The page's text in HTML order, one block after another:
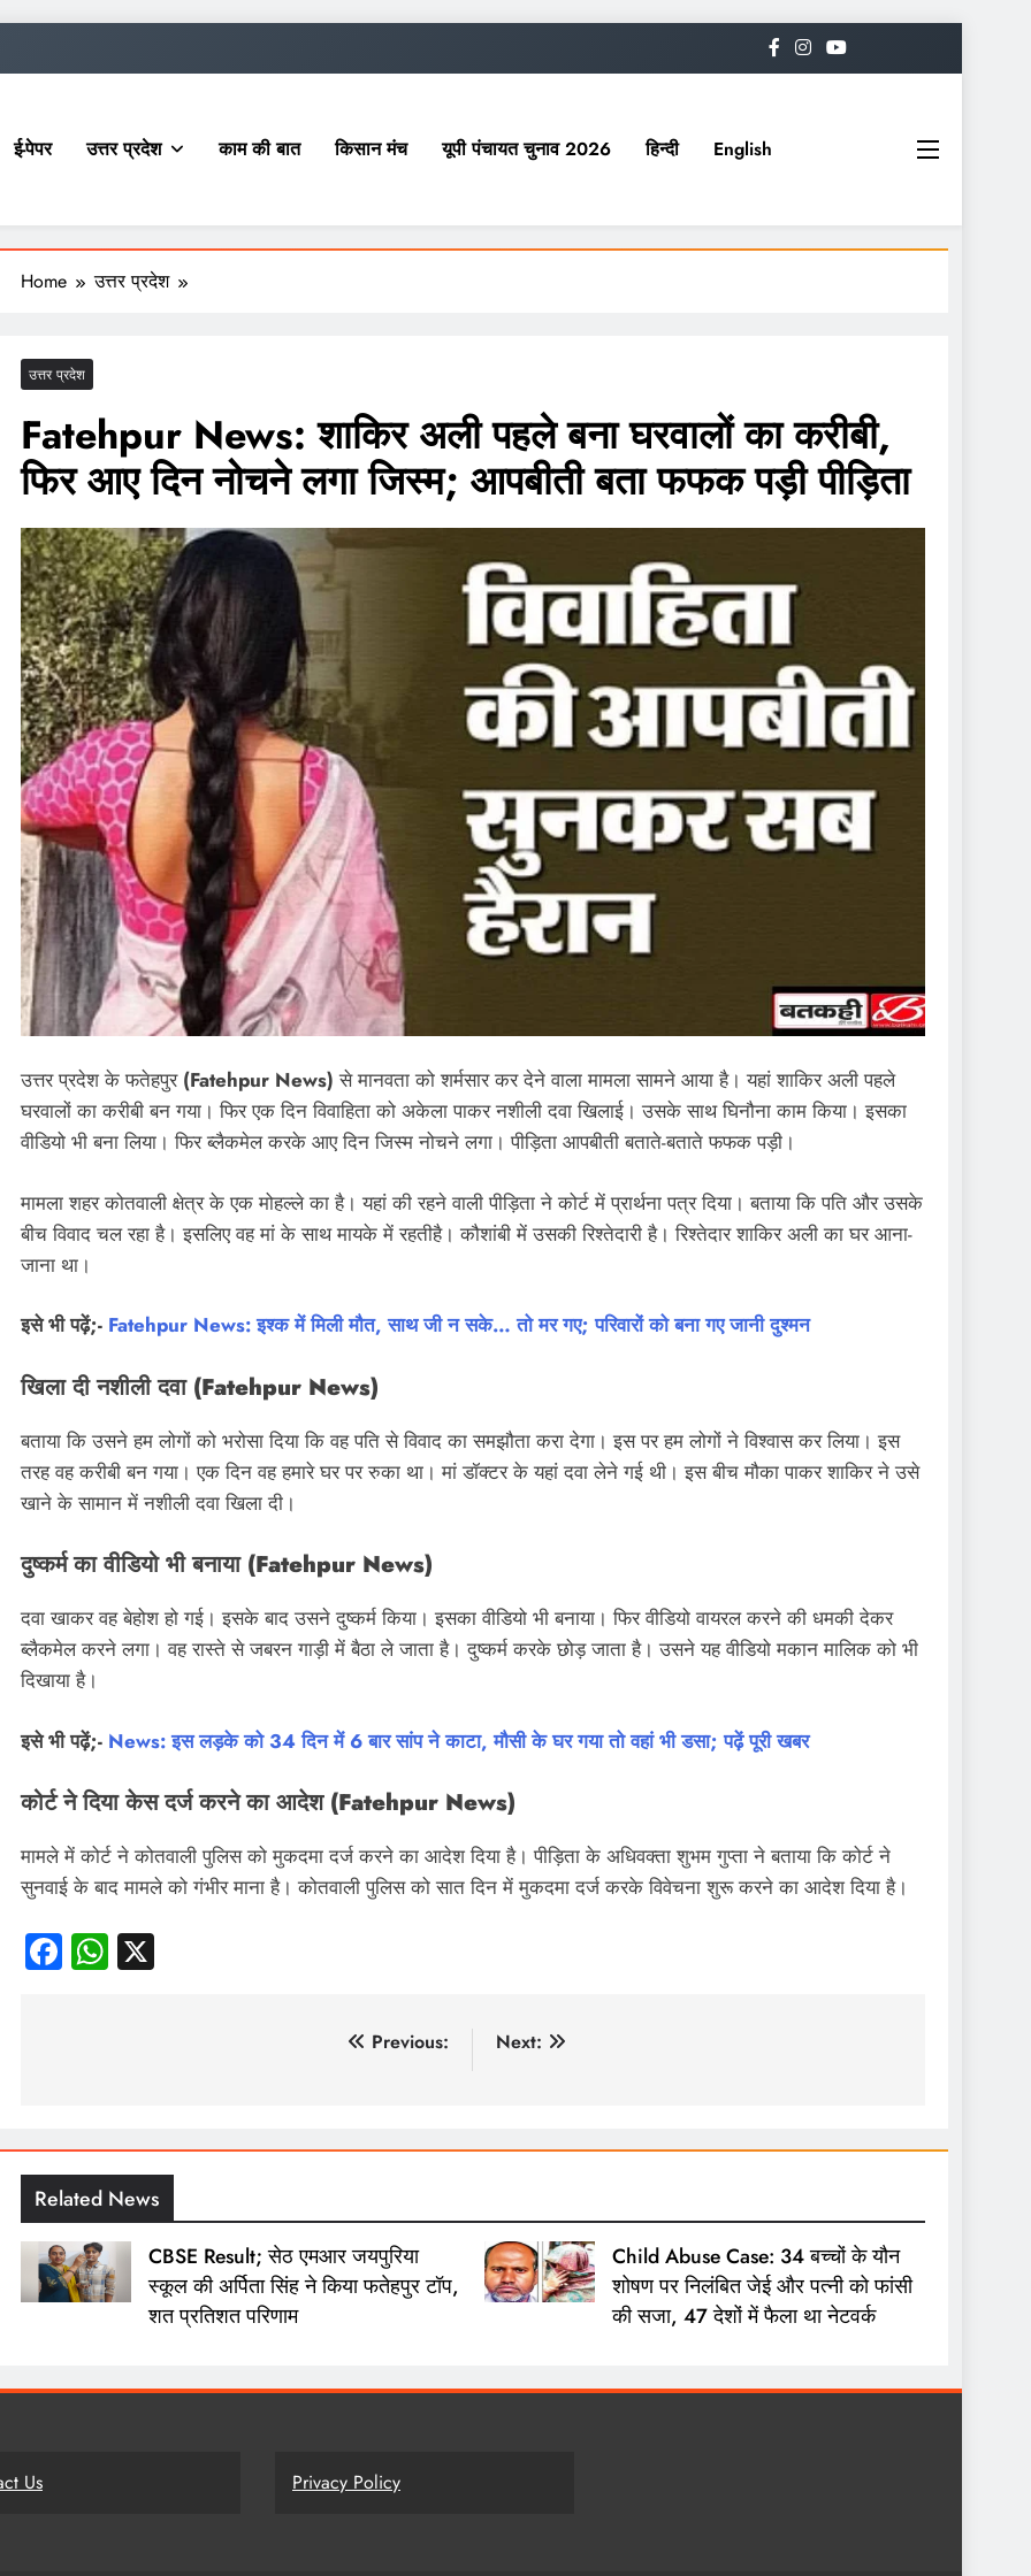
ई-पेपर उत्तर प्रदेश काम की बात किसान मंच यूपी पंचायत चुनाव 2026 हिन्दी English
Home उत्तर प्रदेश
उत्तर प्रदेश
Fatehpur News: शाकिर अली पहले बना घरवालों का करीबी,
फिर आए दिन नोचने लगा जिस्म; आपबीती बता फफक पड़ी पीड़िता
उत्तर प्रदेश के फतेहपुर (Fatehpur News) से मानवता को शर्मसार कर देने वाला मामला सामने आया है। यहां शाकिर अली पहले
घरवालों का करीबी बन गया। फिर एक दिन विवाहिता को अकेला पाकर नशीली दवा खिलाई। उसके साथ घिनौना काम किया। इसका
वीडियो भी बना लिया। फिर ब्लैकमेल करके आए दिन जिस्म नोचने लगा। पीड़िता आपबीती बताते-बताते फफक पड़ी।
मामला शहर कोतवाली क्षेत्र के एक मोहल्ले का है। यहां की रहने वाली पीड़िता ने कोर्ट में प्रार्थना पत्र दिया। बताया कि पति और उसके
बीच विवाद चल रहा है। इसलिए वह मां के साथ मायके में रहतीहै। कौशांबी में उसकी रिश्तेदारी है। रिश्तेदार शाकिर अली का घर आना-
जाना था।
इसे भी पढ़ें;- Fatehpur News: इश्क में मिली मौत, साथ जी न सके… तो मर गए; परिवारों को बना गए जानी दुश्मन
खिला दी नशीली दवा (Fatehpur News)
बताया कि उसने हम लोगों को भरोसा दिया कि वह पति से विवाद का समझौता करा देगा। इस पर हम लोगों ने विश्वास कर लिया। इस
तरह वह करीबी बन गया। एक दिन वह हमारे घर पर रुका था। मां डॉक्टर के यहां दवा लेने गई थी। इस बीच मौका पाकर शाकिर ने उसे
खाने के सामान में नशीली दवा खिला दी।
दुष्कर्म का वीडियो भी बनाया (Fatehpur News)
दवा खाकर वह बेहोश हो गई। इसके बाद उसने दुष्कर्म किया। इसका वीडियो भी बनाया। फिर वीडियो वायरल करने की धमकी देकर
ब्लैकमेल करने लगा। वह रास्ते से जबरन गाड़ी में बैठा ले जाता है। दुष्कर्म करके छोड़ जाता है। उसने यह वीडियो मकान मालिक को भी
दिखाया है।
इसे भी पढ़ें;- News: इस लड़के को 34 दिन में 6 बार सांप ने काटा, मौसी के घर गया तो वहां भी डसा; पढ़ें पूरी खबर
कोर्ट ने दिया केस दर्ज करने का आदेश (Fatehpur News)
मामले में कोर्ट ने कोतवाली पुलिस को मुकदमा दर्ज करने का आदेश दिया है। पीड़िता के अधिवक्ता शुभम गुप्ता ने बताया कि कोर्ट ने
सुनवाई के बाद मामले को गंभीर माना है। कोतवाली पुलिस को सात दिन में मुकदमा दर्ज करके विवेचना शुरू करने का आदेश दिया है।
Facebook
WhatsApp
Previous: Next:
Related News
CBSE Result; सेठ एमआर जयपुरिया
स्कूल की अर्पिता सिंह ने किया फतेहपुर टॉप,
शत प्रतिशत परिणाम
Child Abuse Case: 34 बच्चों के यौन
शोषण पर निलंबित जेई और पत्नी को फांसी
की सजा, 47 देशों में फैला था नेटवर्क
Us Privacy Policy